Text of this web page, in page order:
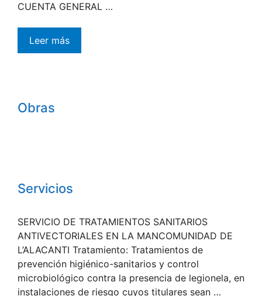
CUENTA GENERAL …
Leer más
Obras
Servicios
SERVICIO DE TRATAMIENTOS SANITARIOS
ANTIVECTORIALES EN LA MANCOMUNIDAD DE
L’ALACANTI Tratamiento: Tratamientos de
prevención higiénico-sanitarios y control
microbiológico contra la presencia de legionela, en
instalaciones de riesgo cuyos titulares sean …